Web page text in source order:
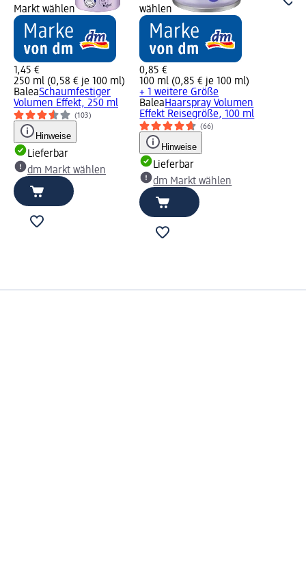
Markt wählen
1,45 €
250 ml (0,58 € je 100 ml)
BaleaSchaumfestiger
Volumen Effekt, 250 ml
(103)
Hinweise
Lieferbar
dm Markt wählen
wählen
0,85 €
100 ml (0,85 € je 100 ml)
+ 1 weitere Größe
BaleaHaarspray Volumen
Effekt Reisegröße, 100 ml
(66)
Hinweise
Lieferbar
dm Markt wählen